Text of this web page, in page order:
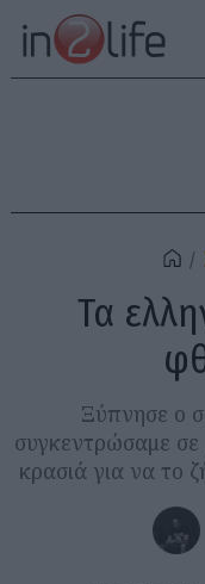
Τα
Ξύπνησε ο
συγκεντρώσαμε σε
κρασιά για να το